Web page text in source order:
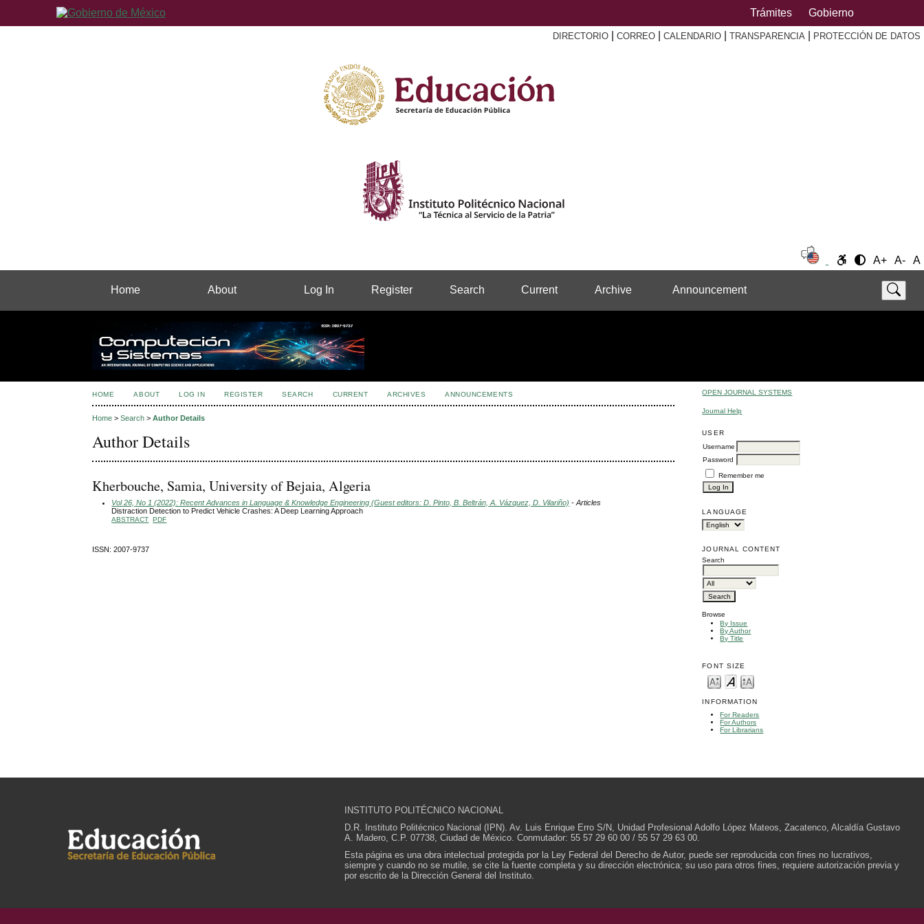
Trámites Gobierno
DIRECTORIO CORREO CALENDARIO TRANSPARENCIA PROTECCIÓN DE DATOS
A+ A- A
Home About Log In Register Search Current Archive Announcement
OPEN JOURNAL SYSTEMS
Journal Help
USER
Username
Password
Remember me
LANGUAGE
JOURNAL CONTENT
Search
Browse
By Issue
By Author
By Title
FONT SIZE
INFORMATION
For Readers
For Authors
For Librarians
HOME ABOUT LOG IN REGISTER SEARCH CURRENT ARCHIVES ANNOUNCEMENTS
Home >Search >Author Details
Author Details
Kherbouche, Samia, University of Bejaia, Algeria
Vol 26, No 1 (2022): Recent Advances in Language & Knowledge Engineering (Guest editors: D. Pinto, B. Beltrán, A. Vázquez, D. Vilariño) - Articles
Distraction Detection to Predict Vehicle Crashes: A Deep Learning Approach
ABSTRACT PDF
ISSN: 2007-9737
INSTITUTO POLITÉCNICO NACIONAL
D.R. Instituto Politécnico Nacional (IPN). Av. Luis Enrique Erro S/N, Unidad Profesional Adolfo López Mateos, Zacatenco, Alcaldía Gustavo
A. Madero, C.P. 07738, Ciudad de México. Conmutador: 55 57 29 60 00 / 55 57 29 63 00.
Esta página es una obra intelectual protegida por la Ley Federal del Derecho de Autor, puede ser reproducida con fines no lucrativos,
siempre y cuando no se mutile, se cite la fuente completa y su dirección electrónica; su uso para otros fines, requiere autorización previa y
por escrito de la Dirección General del Instituto.